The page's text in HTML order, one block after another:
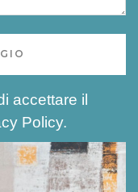
accettare il
Policy.